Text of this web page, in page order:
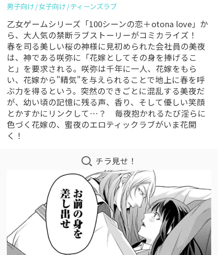
男子向け 女子向け ティーンズラブ
乙女ゲームシリーズ「100シーンの恋＋otona love」か
ら、大人気の禁断ラブストーリーがコミカライズ！
春を司る美しい桜の神様に見初められた会社員の美夜
は、神である咲弥に「花嫁としてその身を捧げるこ
と」を要求される。咲弥は千年に一人、花嫁をもら
い、花嫁から"精気"を与えられることで地上に春を呼
ぶ力を得るという。突然のできごとに混乱する美夜だ
が、幼い頃の記憶に残る声、香り、そして優しい笑顔
とかすかにリンクして…？ 毎夜抱かれるたび淫らに
色づく花嫁の、蜜夜のエロティックラブがいま花開
く！
チラ見せ！